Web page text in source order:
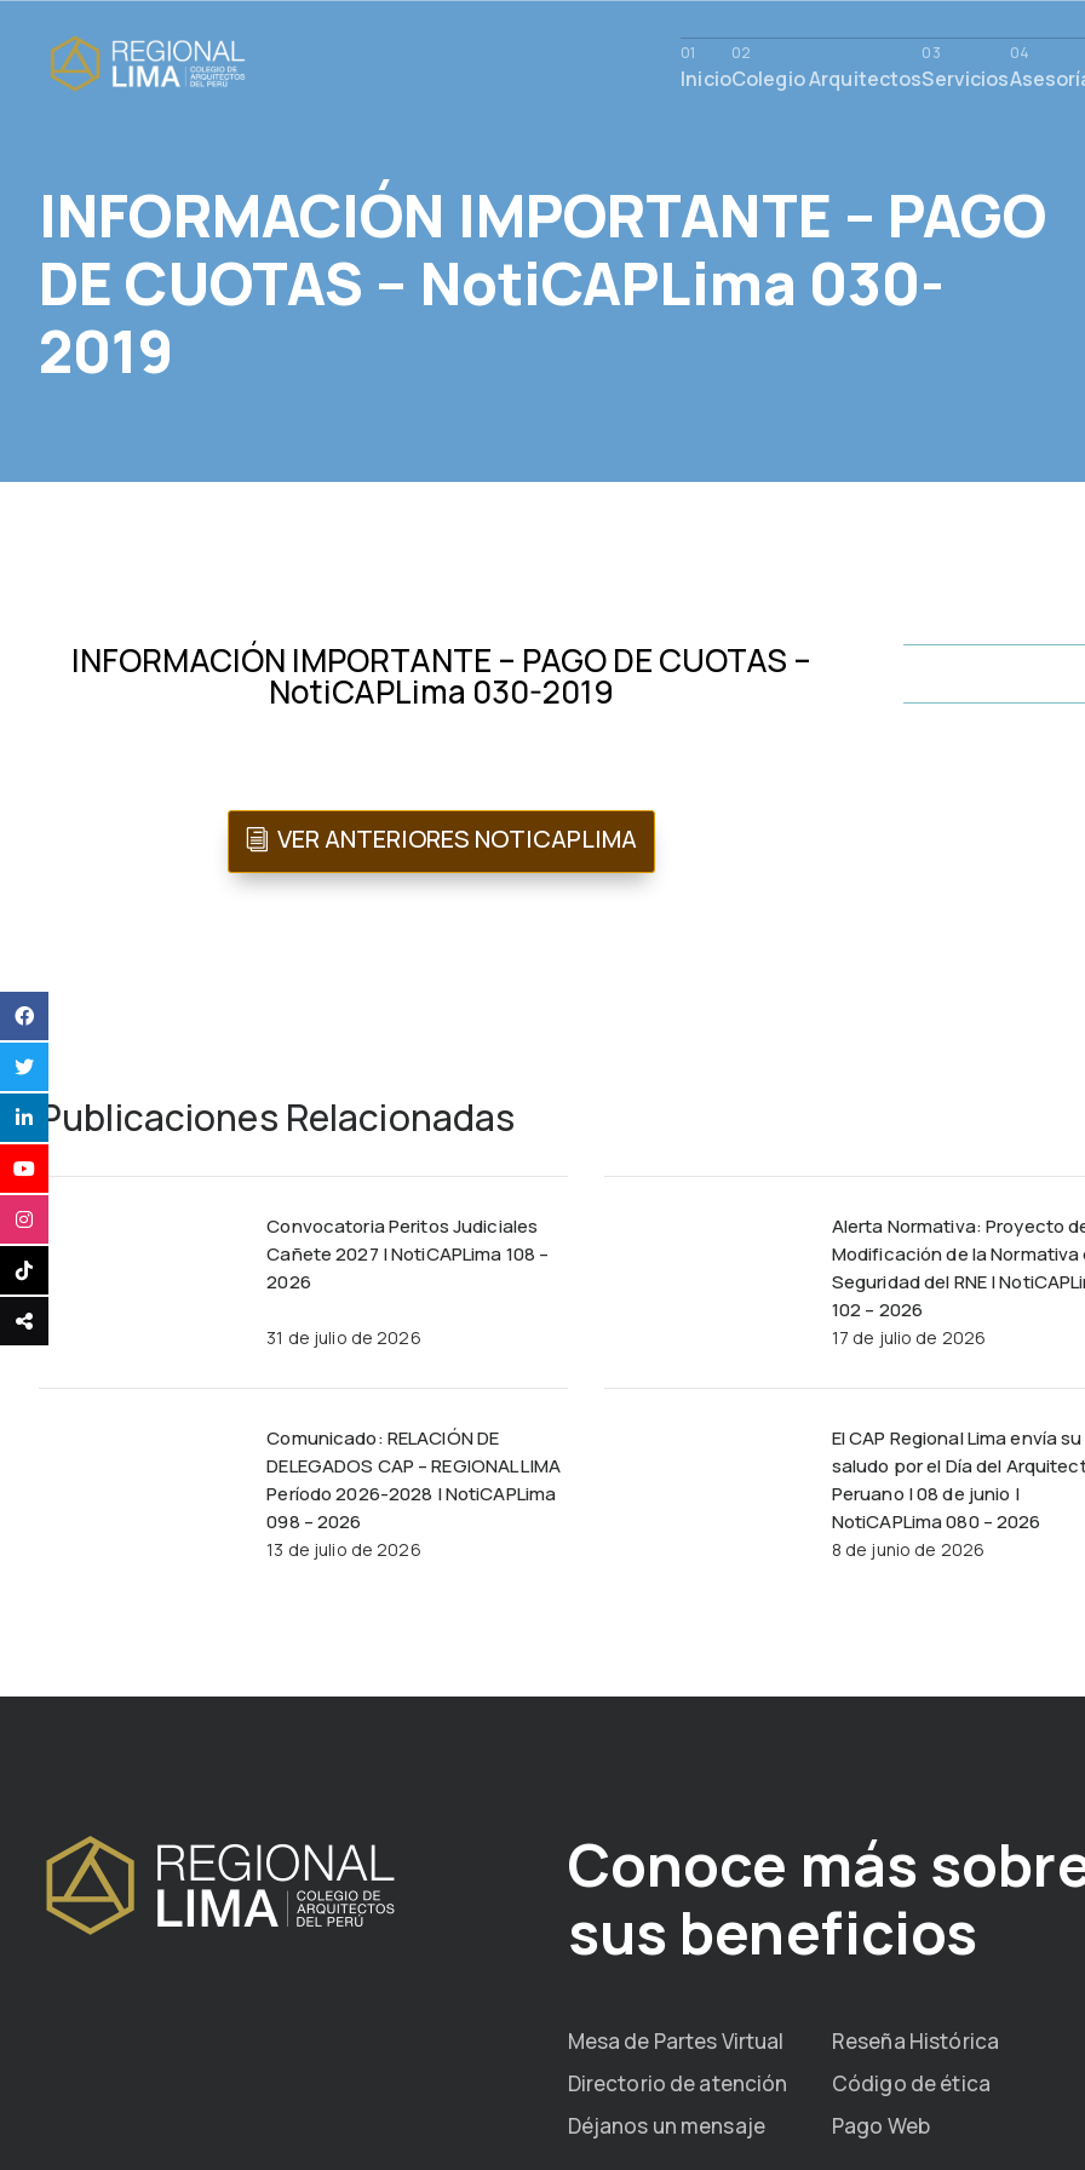
InicioColegio ArquitectosServicios
INFORMACIÓN IMPORTANTE – PAGO
DE CUOTAS – NotiCAPLima 030-
2019
INFORMACIÓN IMPORTANTE – PAGO DE CUOTAS –
NotiCAPLima 030-2019
VER ANTERIORES NOTICAPLIMA
Publicaciones Relacionadas
Convocatoria Peritos Judiciales
Cañete 2027 | NotiCAPLima 108 –
2026
31 de julio de 2026
Alerta Normativa: Proyecto
Modificación de la Normativa
Seguridad del RNE |
102 – 2026
17 de julio de 2026
Comunicado: RELACIÓN DE
DELEGADOS CAP – REGIONAL LIMA
Período 2026-2028 | NotiCAPLima
098 – 2026
13 de julio de 2026
El CAP Regional Lima envía su
saludo por el Día del
Peruano | 08 de junio |
NotiCAPLima 080 – 2026
8 de junio de 2026
Conoce más
sus beneficios
Mesa de Partes Virtual Reseña Histórica
Directorio de atención
Código de ética
Déjanos un mensaje
Pago Web